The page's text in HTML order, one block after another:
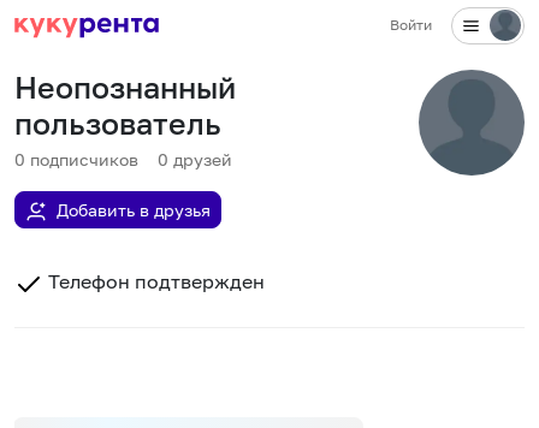
Войти
Неопознанный
пользователь
0 подписчиков 0 друзей
Добавить в друзья
Телефон подтвержден